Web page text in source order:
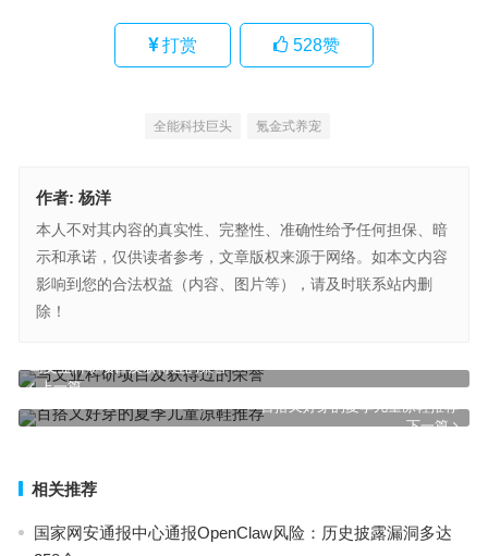
打赏 528赞
全能科技巨头 氪金式养宠
作者: 杨洋
本人不对其内容的真实性、完整性、准确性给予任何担保、暗
示和承诺，仅供读者参考，文章版权来源于网络。如本文内容
影响到您的合法权益（内容、图片等），请及时联系站内删
除！
上一篇
马文亚科研项目及获得过的荣誉
下一篇
百搭又好穿的夏季儿童凉鞋推荐
相关推荐
国家网安通报中心通报OpenClaw风险：历史披露漏洞多达